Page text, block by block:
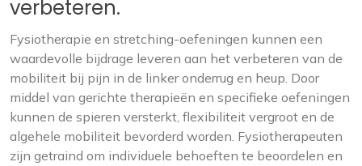
verbeteren.
Fysiotherapie en stretching-oefeningen kunnen een
waardevolle bijdrage leveren aan het verbeteren van de
mobiliteit bij pijn in de linker onderrug en heup. Door
middel van gerichte therapieën en specifieke oefeningen
kunnen de spieren versterkt, flexibiliteit vergroot en de
algehele mobiliteit bevorderd worden. Fysiotherapeuten
zijn getraind om individuele behoeften te beoordelen en